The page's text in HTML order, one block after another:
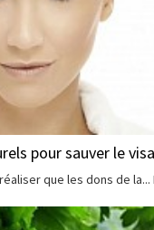
pour sauver le
que les dons de la...